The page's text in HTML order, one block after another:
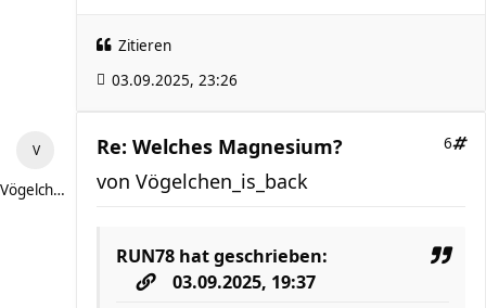
Zitieren
03.09.2025, 23:26
Vögelchen_is_back
Re: Welches Magnesium? 6
von Vögelchen_is_back
RUN78 hat geschrieben:
03.09.2025, 19:37